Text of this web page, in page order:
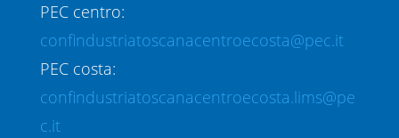
PEC centro:
confindustriatoscanacentroecosta@pec.it
PEC costa:
confindustriatoscanacentroecosta.lims@pe
c.it